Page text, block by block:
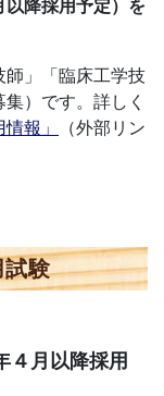
以降採用予定）を
」「臨床工学技
）です。詳しく
報」
（外部リン
試験
４月以降採用